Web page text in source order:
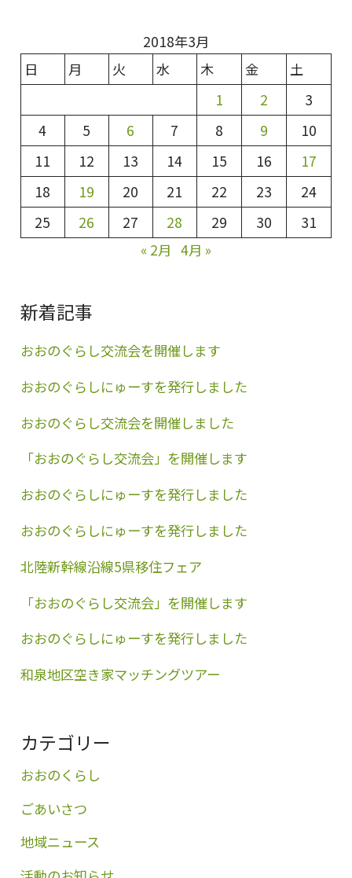
2018年3月
日
月 火 水 木 金
土
1
2
3
4
5 6 7 8 9
10
11
12 13 14 15 16
17
18
19 20 21 22 23
24
25
26 27 28 29 30
31
« 2月 4月 »
新着記事
おおのぐらし交流会を開催します
おおのぐらしにゅーすを発行しました
おおのぐらし交流会を開催しました
「おおのぐらし交流会」を開催します
おおのぐらしにゅーすを発行しました
おおのぐらしにゅーすを発行しました
北陸新幹線沿線5県移住フェア
「おおのぐらし交流会」を開催します
おおのぐらしにゅーすを発行しました
和泉地区空き家マッチングツアー
カテゴリー
おおのくらし
ごあいさつ
地域ニュース